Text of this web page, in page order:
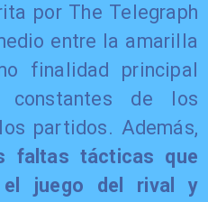
por The Telegraph
entre la amarilla
finalidad principal
constantes de los
partidos. Además,
faltas tácticas que
el juego del rival y